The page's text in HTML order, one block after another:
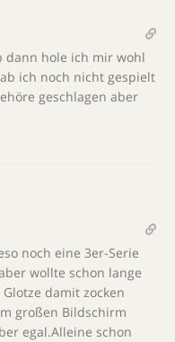
dann hole ich mir wohl
ich noch nicht gespielt
geschlagen aber
noch eine 3er-Serie
wollte schon lange
damit zocken
großen Bildschirm
egal.Alleine schon